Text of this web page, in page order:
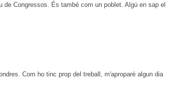
de Congressos. És també com un poblet. Algú en sap el
Com ho tinc prop del treball, m'aproparé algun dia